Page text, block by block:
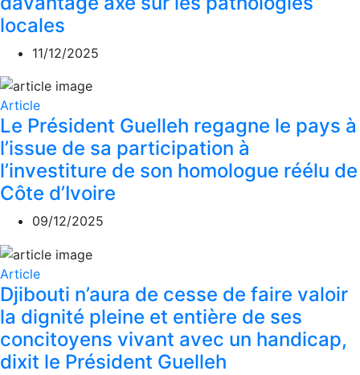
locales
11/12/2025
Article
Le Président Guelleh regagne le pays à
l’issue de sa participation à
l’investiture de son homologue réélu de
Côte d’Ivoire
09/12/2025
Article
Djibouti n’aura de cesse de faire valoir
la dignité pleine et entière de ses
concitoyens vivant avec un handicap,
dixit le Président Guelleh